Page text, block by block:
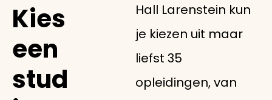
Kies
een
stud
Hall Larenstein kun
je kiezen uit maar
liefst 35
opleidingen, van